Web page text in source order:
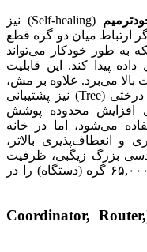
(Self-healing) نیز
ارتباط میان دو گره قطع
به طور خودکار می‌تواند
پیدا کند. این قابلیت
بالا می‌برد. علاوه بر مش،
زیگبی از توپولوژی‌های ستاره (Star) و درختی (Tree) نیز پشتیبانی
افزایش محدوده پوشش
می‌شود، اما در خانه
و انعطاف‌پذیری بالاتر،
بزرگ زیگبی، ظرفیت
عظیم آن است که می‌تواند تا بیش از ۶۵,۰۰۰ گره (دستگاه) را در
شناخت اجزای سه‌گانه شبکه (Coordinator, Router,